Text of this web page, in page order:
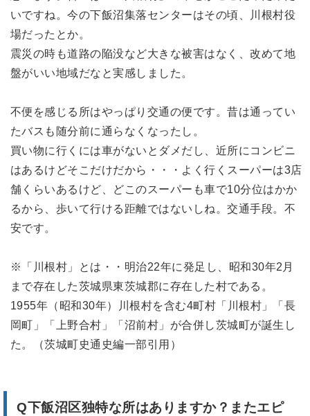
いですね。今の下飯沼集落センターはその頃、川根村役
場だったとか。
震災の時も道路の陥没など大きな被害はなく、改めて地
盤がいい地域だなと実感しました。
不便を感じる所はやっぱり交通の便です。昔は通ってい
たバスも随分前に通らなくなったし。
買い物に行くには車がないとダメだし、近所にコンビニ
はあるけどそこだけだから・・・よく行くスーパーは3店
舗くらいあるけど、どこのスーパーも車で10分位はかか
るから、歩いて行ける距離ではないしね。交通手段。不
安です。
※「川根村」とは・・明治22年に発足し、昭和30年2月
まで存在した茨城県東茨城郡に存在した村である。
1955年（昭和30年）川根村を含む4町村「川根村」「長
岡町」「上野合村」「沼前村」が合併し茨城町が誕生し
た。（茨城町史通史編一部引用）
Q下飯沼区独特な所はありますか？またエピ